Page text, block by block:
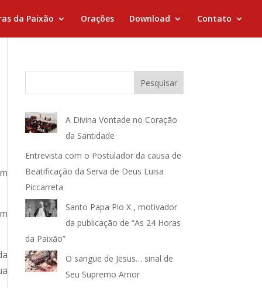
da Paixão Orações Download Contato
Pesquisar
A Divina Vontade no Coração
da Santidade
Entrevista com o Postulador da causa de
Beatificação da Serva de Deus Luisa
Piccarreta
Santo Papa Pio X , motivador
da publicação de “As 24 Horas
da Paixão”
O sangue de Jesus… sinal de
Seu Supremo Amor